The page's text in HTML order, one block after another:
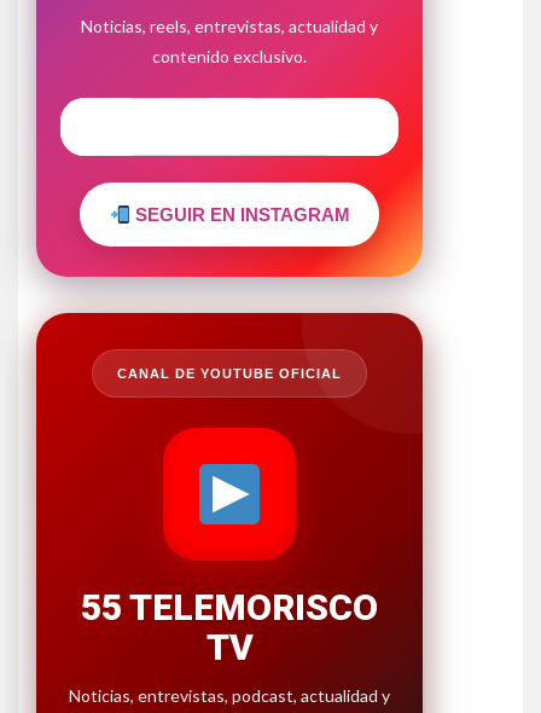
Noticias, reels, entrevistas, actualidad y
contenido exclusivo.
SEGUIR EN INSTAGRAM
CANAL DE YOUTUBE OFICIAL
55 TELEMORISCO
TV
Noticias, entrevistas, podcast, actualidad y